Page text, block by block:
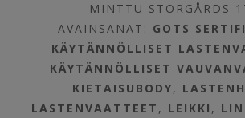
MINTTU STORGÅRDS
AVAINSANAT: GOTS
KÄYTÄNNÖLLISET
KÄYTÄNNÖLLISET
KIETAISUBODY,
LASTENVAATTEET , LEIKKI ,